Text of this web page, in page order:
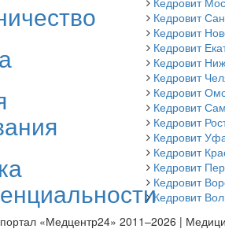
Кедровит
Кедровит
Кедровит
Кедровит
Кедровит
Кедровит
Кедровит
Кедровит
Кедровит
Кедровит
Кедровит
Кедровит
Кедровит
«Медцентр24» 2011–2026 |